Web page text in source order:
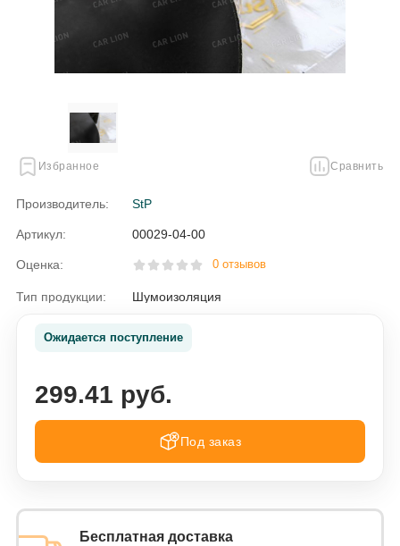
Избранное Сравнить
Производитель: StP
Артикул: 00029-04-00
Оценка: 0 отзывов
Тип продукции: Шумоизоляция
Ожидается поступление
299.41 руб.
Под заказ
Бесплатная доставка